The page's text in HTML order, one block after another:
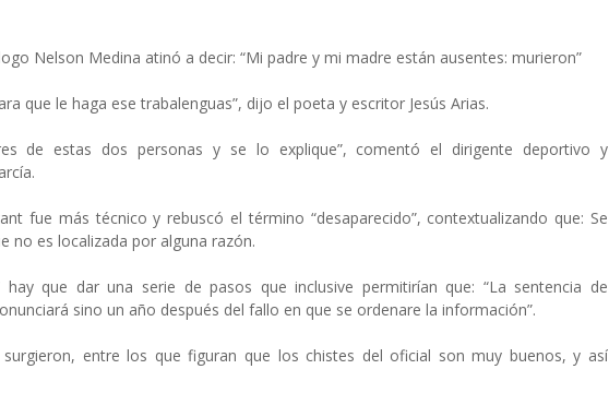
Nelson Medina atinó a decir: “Mi padre y mi madre están ausentes: murieron”
que le haga ese trabalenguas”, dijo el poeta y escritor Jesús Arias.
de estas dos personas y se lo explique”, comentó el dirigente deportivo y
fue más técnico y rebuscó el término “desaparecido”, contextualizando que: Se
no es localizada por alguna razón.
hay que dar una serie de pasos que inclusive permitirían que: “La sentencia de
sino un año después del fallo en que se ordenare la información”.
entre los que figuran que los chistes del oficial son muy buenos, y así